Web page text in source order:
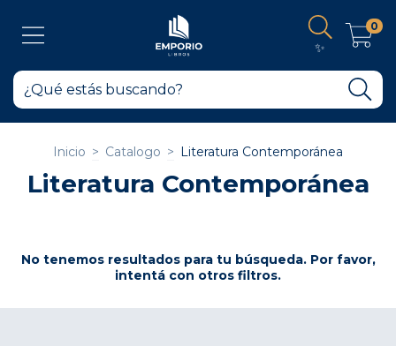
✨
0
Inicio > Catalogo > Literatura Contemporánea
Literatura Contemporánea
No tenemos resultados para tu búsqueda. Por favor,
intentá con otros filtros.